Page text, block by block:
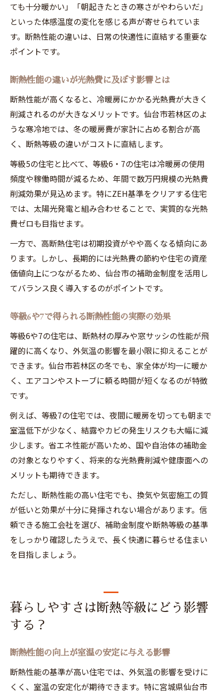
ても十分暖かい」「朝起きたときの寒さがやわらいだ」
といった体感温度の変化を感じる声が寄せられていま
す。断熱性能の違いは、日常の快適性に直結する重要な
ポイントです。
断熱性能の違いが光熱費に及ぼす影響とは
断熱性能が高くなると、冷暖房にかかる光熱費が大きく
削減されるのが大きなメリットです。仙台市若林区のよ
うな寒冷地では、冬の暖房費が家計に占める割合が高
く、断熱等級の違いがコストに直結します。
等級5の住宅と比べて、等級6・7の住宅は冷暖房の使用
頻度や稼働時間が減るため、年間で数万円規模の光熱費
削減効果が見込めます。特にZEH基準をクリアする住宅
では、太陽光発電と組み合わせることで、実質的な光熱
費ゼロも目指せます。
一方で、高断熱住宅は初期投資がやや高くなる傾向にあ
ります。しかし、長期的には光熱費の節約や住宅の資産
価値向上につながるため、仙台市の補助金制度を活用し
てバランス良く導入するのがポイントです。
等級6や7で得られる断熱性能の実際の効果
等級6や7の住宅は、断熱材の厚みや窓サッシの性能が飛
躍的に高くなり、外気温の影響を最小限に抑えることが
できます。仙台市若林区の冬でも、家全体が均一に暖か
く、エアコンやストーブに頼る時間が短くなるのが特徴
です。
例えば、等級7の住宅では、夜間に暖房を切っても朝まで
室温低下が少なく、結露やカビの発生リスクも大幅に減
少します。省エネ性能が高いため、国や自治体の補助金
の対象となりやすく、将来的な光熱費削減や健康面への
メリットも期待できます。
ただし、断熱性能の高い住宅でも、換気や気密施工の質
が低いと効果が十分に発揮されない場合があります。信
頼できる施工会社を選び、補助金制度や断熱等級の基準
をしっかり確認したうえで、長く快適に暮らせる住まい
を目指しましょう。
暮らしやすさは断熱等級にどう影響
する？
断熱性能の向上が室温の安定に与える影響
断熱性能の基準が高い住宅では、外気温の影響を受けに
くく、室温の安定化が期待できます。特に宮城県仙台市